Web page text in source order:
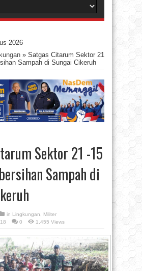
2026
» Satgas Citarum Sektor 21
Sampah di Sungai Cikeruh
Sektor 21 -15
Sampah di
in Lingkungan
Militer
0 1,455 Views